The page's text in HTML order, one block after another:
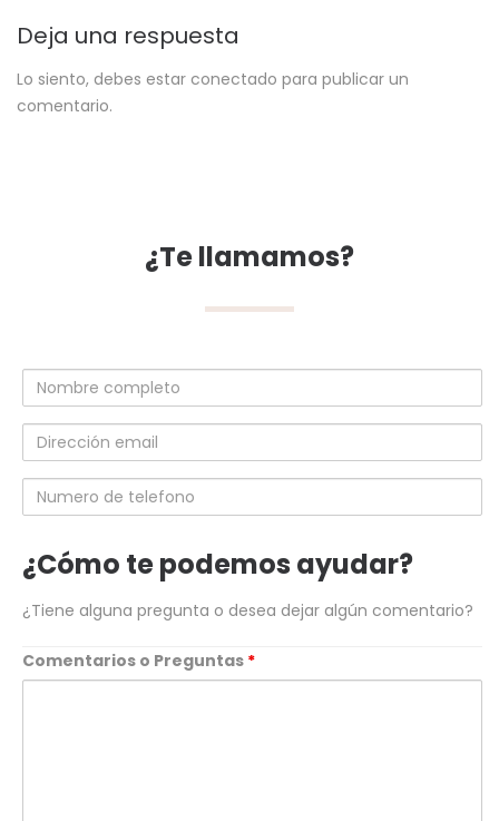
Deja una respuesta
Lo siento, debes estar conectado para publicar un
comentario.
¿Te llamamos?
Nombre
completo
Dirección
email
Numero
de
¿Cómo te podemos ayudar?
¿Tiene alguna pregunta o desea dejar algún comentario?
Comentarios o Preguntas *